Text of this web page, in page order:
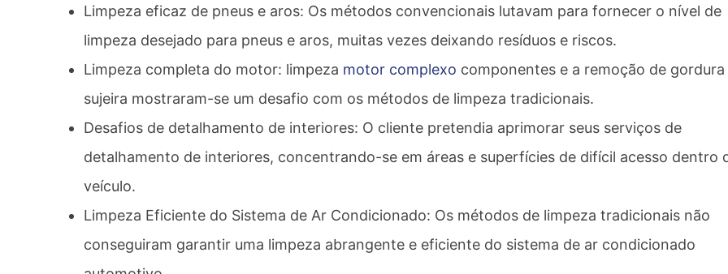
Limpeza eficaz de pneus e aros: Os métodos convencionais lutavam para fornecer o nível de
limpeza desejado para pneus e aros, muitas vezes deixando resíduos e riscos.
Limpeza completa do motor: limpeza motor complexo componentes e a remoção de gordura
sujeira mostraram-se um desafio com os métodos de limpeza tradicionais.
Desafios de detalhamento de interiores: O cliente pretendia aprimorar seus serviços de
detalhamento de interiores, concentrando-se em áreas e superfícies de difícil acesso dentro
veículo.
Limpeza Eficiente do Sistema de Ar Condicionado: Os métodos de limpeza tradicionais não
conseguiram garantir uma limpeza abrangente e eficiente do sistema de ar condicionado